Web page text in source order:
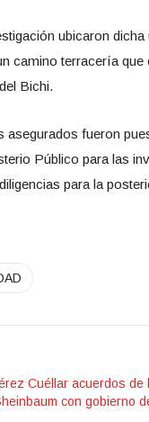
ubicaron dicha
camino terracería que
Bichi.
asegurados fueron
Público para las
para la
Cuéllar acuerdos de
con gobierno